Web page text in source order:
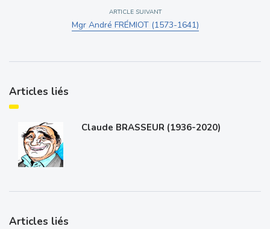
ARTICLE SUIVANT
Mgr André FRÉMIOT (1573-1641)
Articles liés
Claude BRASSEUR (1936-2020)
Articles liés